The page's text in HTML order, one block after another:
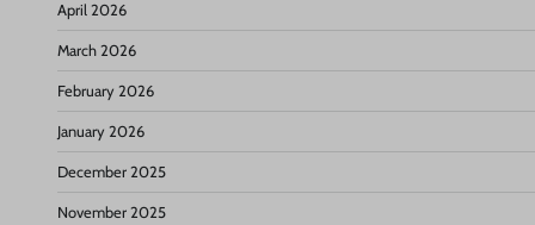
April 2026
March 2026
February 2026
January 2026
December 2025
November 2025